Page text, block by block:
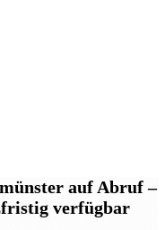
auf Abruf–
verfügbar